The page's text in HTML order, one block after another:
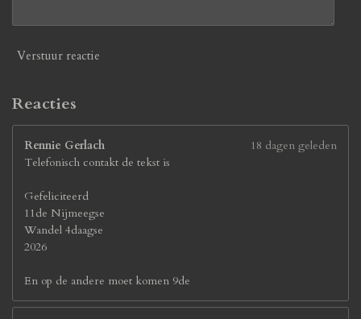
e
Verstuur reactie
Reacties
Rennie Gerlach
18 dagen geleden
Telefonisch contakt de tekst is
Gefeliciteerd
11de Nijmeegse
Wandel 4daagse
2026
En op de andere moet komen 9de